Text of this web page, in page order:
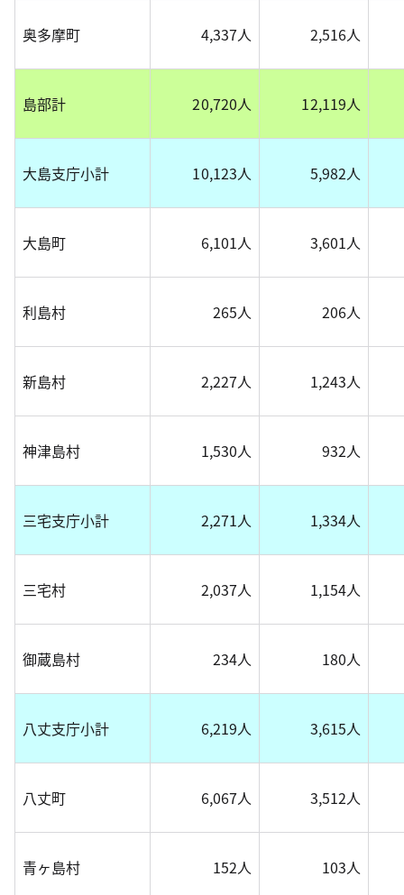
奥多摩町 4,337人 2,516人
島部計 20,720人 12,119人
大島支庁小計 10,123人 5,982人
大島町 6,101人 3,601人
利島村 265人 206人
新島村 2,227人 1,243人
神津島村 1,530人 932人
三宅支庁小計 2,271人 1,334人
三宅村 2,037人 1,154人
御蔵島村 234人 180人
八丈支庁小計 6,219人 3,615人
八丈町 6,067人 3,512人
青ヶ島村 152人 103人